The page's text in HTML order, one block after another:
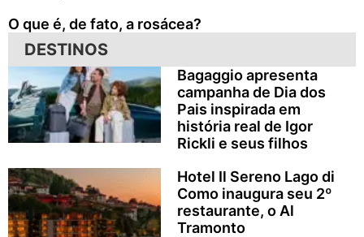
O que é, de fato, a rosácea?
DESTINOS
Bagaggio apresenta
campanha de Dia dos
Pais inspirada em
história real de Igor
Rickli e seus filhos
Hotel Il Sereno Lago di
Como inaugura seu 2º
restaurante, o Al
Tramonto